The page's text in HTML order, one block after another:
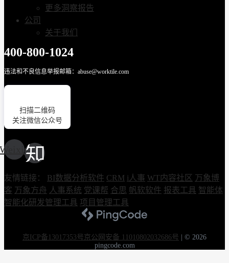
更多洞察报告
公司
关于我们
400-800-1024
违法和不良信息举报邮箱：abuse@worktile.com
扫描二维码
关注微信公众号
Weixin
友情链接： BI数据分析软件 CRM i人事 WT内容社区 万象博
客 万象方舟 人事系统 党课帮 合思 帆软软件 报表工具 智能体
智能化研发管理工具 项目管理工具
京ICP备13017353号京公网安备 11010802032686号 | © 2026
pingcode.com